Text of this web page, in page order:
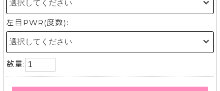
左目PWR(度数):
数量: